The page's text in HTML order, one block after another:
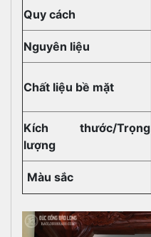
Quy cách
Nguyên liệu
Chất liệu bề mặt
Kích thước/Trọng
lượng
Màu sắc